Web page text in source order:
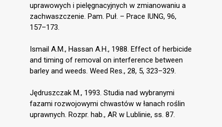
uprawowych i pielęgnacyjnych w zmianowaniu a
zachwaszczenie. Pam. Puł. – Prace IUNG, 96,
157–173.
Ismail A.M., Hassan A.H., 1988. Effect of herbicide
and timing of removal on interference between
barley and weeds. Weed Res., 28, 5, 323–329.
Jędruszczak M., 1993. Studia nad wybranymi
fazami rozwojowymi chwastów w łanach roślin
uprawnych. Rozpr. hab., AR w Lublinie, ss. 87.